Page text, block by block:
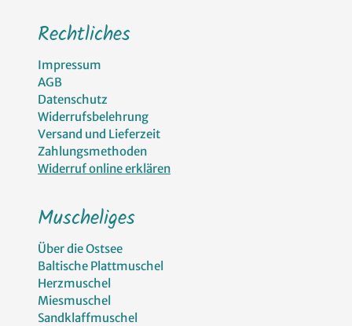
Rechtliches
Impressum
AGB
Datenschutz
Widerrufsbelehrung
Versand und Lieferzeit
Zahlungsmethoden
Widerruf online erklären
Muscheliges
Über die Ostsee
Baltische Plattmuschel
Herzmuschel
Miesmuschel
Sandklaffmuschel